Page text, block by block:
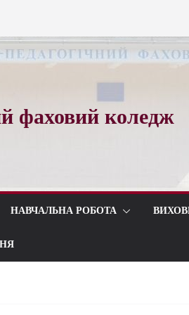
фаховий коледж
НАВЧАЛЬНА РОБОТА